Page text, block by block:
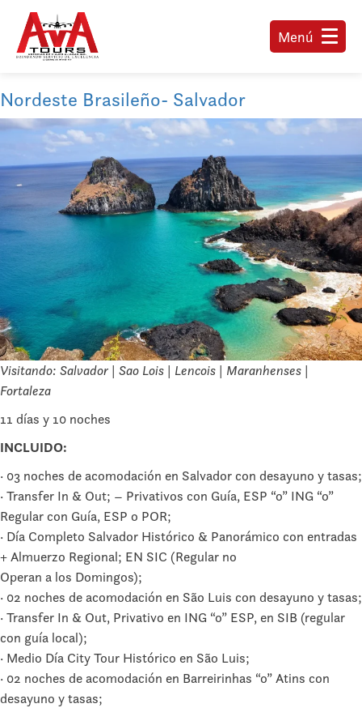
Menú
Nordeste Brasileño- Salvador
Visitando: Salvador | Sao Lois | Lencois | Maranhenses |
Fortaleza
11 días y 10 noches
INCLUIDO:
· 03 noches de acomodación en Salvador con desayuno y tasas;
· Transfer In & Out; – Privativos con Guía, ESP “o” ING “o”
Regular con Guía, ESP o POR;
· Día Completo Salvador Histórico & Panorámico con entradas
+ Almuerzo Regional; EN SIC (Regular no
Operan a los Domingos);
· 02 noches de acomodación en São Luis con desayuno y tasas;
· Transfer In & Out, Privativo en ING “o” ESP, en SIB (regular
con guía local);
· Medio Día City Tour Histórico en São Luis;
· 02 noches de acomodación en Barreirinhas “o” Atins con
desayuno y tasas;